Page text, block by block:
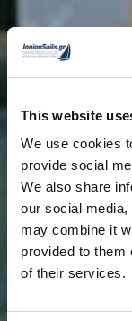
This website
We use cookies
provide social
We also share
our social
may combine it
provided to them
of their services.